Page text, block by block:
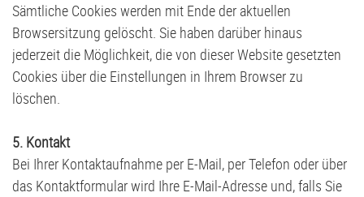
Sämtliche Cookies werden mit Ende der aktuellen
Browsersitzung gelöscht. Sie haben darüber hinaus
jederzeit die Möglichkeit, die von dieser Website gesetzten
Cookies über die Einstellungen in Ihrem Browser zu
löschen.
5. Kontakt
Bei Ihrer Kontaktaufnahme per E-Mail, per Telefon oder über
das Kontaktformular wird Ihre E-Mail-Adresse und, falls Sie